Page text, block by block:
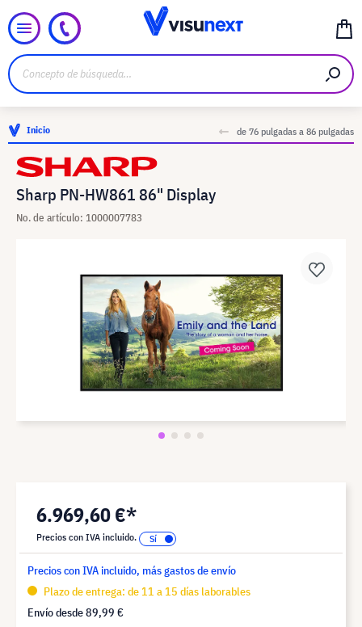
Inicio de 76 pulgadas a 86 pulgadas
Sharp PN-HW861 86" Display
No. de artículo: 1000007783
6.969,60 €*
Precios con IVA incluido.
Precios con IVA incluido, más gastos de envío
Plazo de entrega: de 11 a 15 días laborables
Envío desde89,99 €